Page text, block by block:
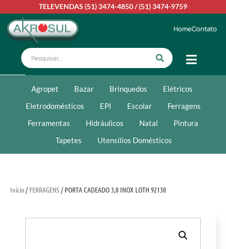
TELEVENDAS (51) 3474-4850/(51) 3474-9759
HomeContato
Agropet Bazar Brinquedos
Elétricos
Eletrodomésticos
EPI Escolar
Ferragens
Ferramentas
Hidráulicos Natal
Pintura
Tapetes
Utensílios Domésticos
Início/ FERRAGENS/ PORTA CADEADO 3,0 INOX LOTH 92130